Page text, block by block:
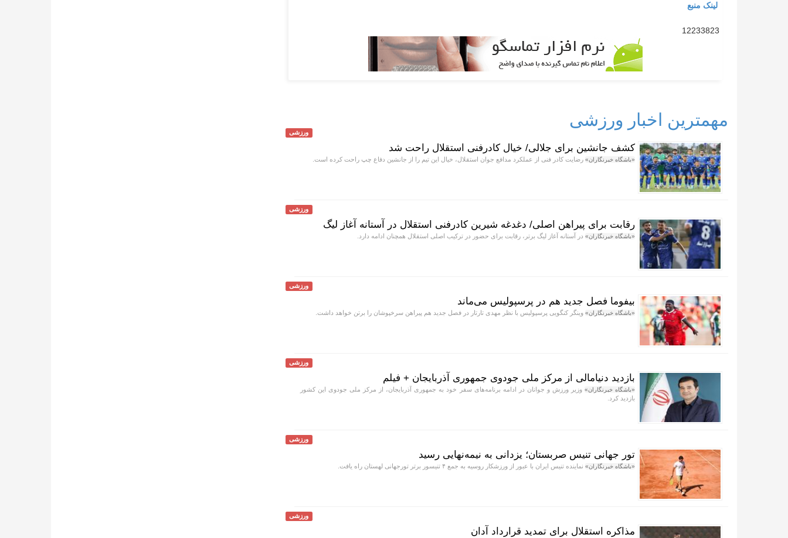
لینک منبع
12233823
مهمترین اخبار ورزشی
ورزشی
کشف جانشین برای جلالی/ خیال کادرفنی استقلال راحت شد
«باشگاه خبرنگاران» رضایت کادر فنی از عملکرد مدافع جوان استقلال، خیال این تیم را از جانشین دفاع چپ راحت کرده است.
ورزشی
رقابت برای پیراهن اصلی/ دغدغه شیرین کادرفنی استقلال در آستانه آغاز لیگ
«باشگاه خبرنگاران» در آستانه آغاز لیگ برتر، رقابت برای حضور در ترکیب اصلی استقلال همچنان ادامه دارد.
ورزشی
بیفوما فصل جدید هم در پرسپولیس می‌ماند
«باشگاه خبرنگاران» وینگر کنگویی پرسپولیس با نظر مهدی تارتار در فصل جدید هم پیراهن سرخپوشان را برتن خواهد داشت.
ورزشی
بازدید دنیامالی از مرکز ملی جودوی جمهوری آذربایجان + فیلم
«باشگاه خبرنگاران» وزیر ورزش و جوانان در ادامه برنامه‌های سفر خود به جمهوری آذربایجان، از مرکز ملی جودوی این کشور
بازدید کرد.
ورزشی
تور جهانی تنیس صربستان؛ یزدانی به نیمه‌نهایی رسید
«باشگاه خبرنگاران» نماینده تنیس ایران با عبور از ورزشکار روسیه به جمع ۴ تنیسور برتر تورجهانی لهستان راه یافت.
ورزشی
مذاکره استقلال برای تمدید قرارداد آدان